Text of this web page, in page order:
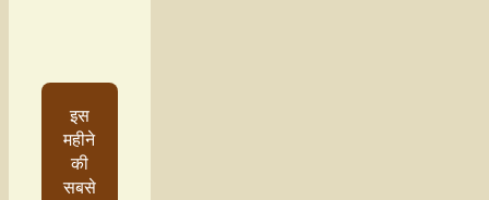
इस
महीने
की
सबसे